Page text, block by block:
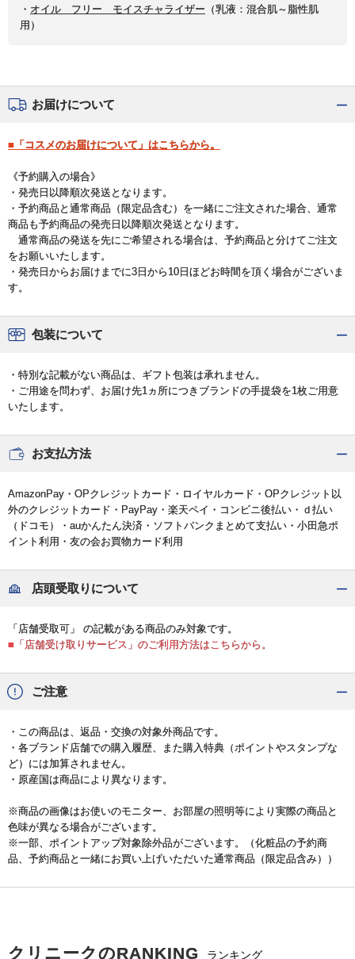
・ オイル フリー モイスチャライザー （乳液：混合肌～脂性肌
用）
お届けについて
■「コスメのお届けについて」はこちらから。
《予約購入の場合》
・発売日以降順次発送となります。
・予約商品と通常商品（限定品含む）を一緒にご注文された場合、通常
商品も予約商品の発売日以降順次発送となります。
通常商品の発送を先にご希望される場合は、予約商品と分けてご注文
をお願いいたします。
・発売日からお届けまでに3日から10日ほどお時間を頂く場合がございま
す。
包装について
・特別な記載がない商品は、ギフト包装は承れません。
・ご用途を問わず、お届け先1ヵ所につきブランドの手提袋を1枚ご用意
いたします。
お支払方法
AmazonPay・OPクレジットカード・ロイヤルカード・OPクレジット以
外のクレジットカード・PayPay・楽天ペイ・コンビニ後払い・ｄ払い
（ドコモ）・auかんたん決済・ソフトバンクまとめて支払い・小田急ポ
イント利用・友の会お買物カード利用
店頭受取りについて
「店舗受取可」 の記載がある商品のみ対象です。
■「店舗受け取りサービス」のご利用方法はこちらから。
ご注意
・この商品は、返品・交換の対象外商品です。
・各ブランド店舗での購入履歴、また購入特典（ポイントやスタンプな
ど）には加算されません。
・原産国は商品により異なります。
※商品の画像はお使いのモニター、お部屋の照明等により実際の商品と
色味が異なる場合がございます。
※一部、ポイントアップ対象除外品がございます。（化粧品の予約商
品、予約商品と一緒にお買い上げいただいた通常商品（限定品含み））
クリニークのRANKING ランキング